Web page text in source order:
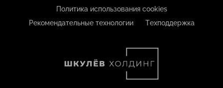
Политика использования cookies
Рекомендательные технологии
Техподдержка